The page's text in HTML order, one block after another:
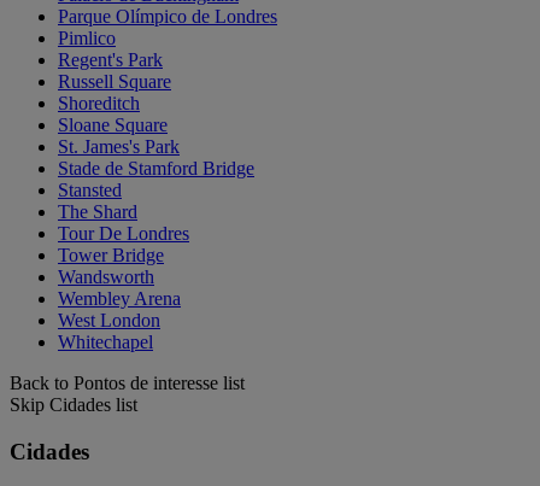
Parque Olímpico de Londres
Pimlico
Regent's Park
Russell Square
Shoreditch
Sloane Square
St. James's Park
Stade de Stamford Bridge
Stansted
The Shard
Tour De Londres
Tower Bridge
Wandsworth
Wembley Arena
West London
Whitechapel
Back to Pontos de interesse list
Skip Cidades list
Cidades